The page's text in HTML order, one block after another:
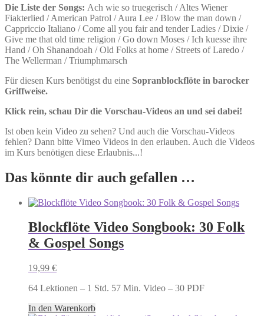
Die Liste der Songs: Ach wie so truegerisch / Altes Wiener
Fiakterlied / American Patrol / Aura Lee / Blow the man down /
Cappriccio Italiano / Come all you fair and tender Ladies / Dixie /
Give me that old time religion / Go down Moses / Ich kuesse ihre
Hand / Oh Shanandoah / Old Folks at home / Streets of Laredo /
The Wellerman / Triumphmarsch
Für diesen Kurs benötigst du eine Sopranblockflöte in barocker
Griffweise.
Klick rein, schau Dir die Vorschau-Videos an und sei dabei!
Ist oben kein Video zu sehen? Und auch die Vorschau-Videos
fehlen? Dann bitte Vimeo Videos in den erlauben. Auch die Videos
im Kurs benötigen diese Erlaubnis...!
Das könnte dir auch gefallen …
Blockflöte Video Songbook: 30 Folk
& Gospel Songs
19,99 €
64 Lektionen – 1 Std. 57 Min. Video – 30 PDF
In den Warenkorb